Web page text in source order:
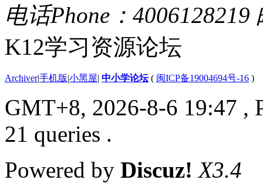
电话Phone：4006128219
K12学习资源论坛
Archiver|手机版|小黑屋| 中小学论坛( 闽ICP备19004694号-16 )
GMT+8, 2026-8-6 19:47 ,
21 queries .
Powered by Discuz! X3.4